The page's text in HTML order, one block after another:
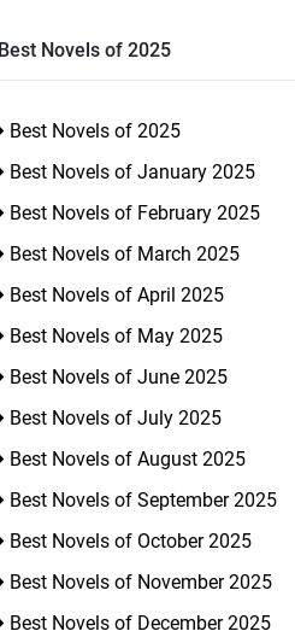
Best Novels of 2025
Best Novels of 2025
Best Novels of January 2025
Best Novels of February 2025
Best Novels of March 2025
Best Novels of April 2025
Best Novels of May 2025
Best Novels of June 2025
Best Novels of July 2025
Best Novels of August 2025
Best Novels of September 2025
Best Novels of October 2025
Best Novels of November 2025
Best Novels of December 2025